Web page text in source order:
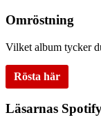
Omröstning
Vilket album tycker
Rösta här
Läsarnas